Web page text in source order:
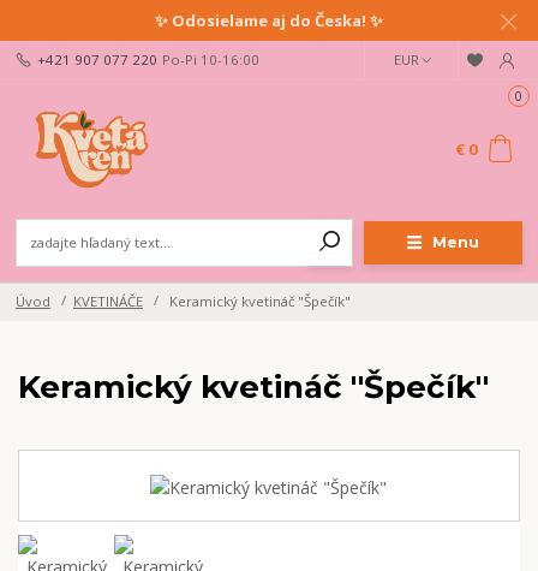
✨ Odosielame aj do Česka! ✨
Menu
EUR
+421 907 077 220 Po-Pi 10-16:00
0
€ 0
Úvod KVETINÁČE Keramický kvetináč "Špečík"
Keramický kvetináč "Špečík"